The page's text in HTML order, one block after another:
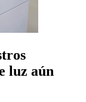
luz aún